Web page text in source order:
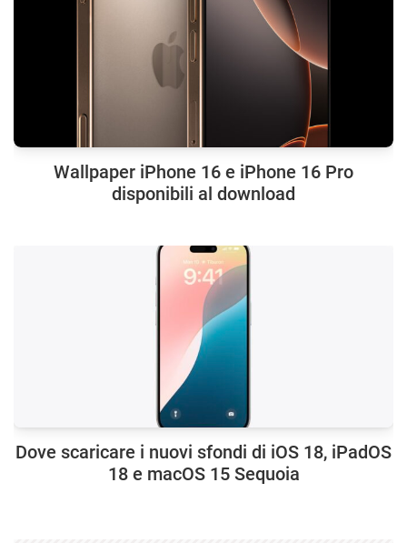
Wallpaper iPhone 16 e iPhone 16 Pro
disponibili al download
Dove scaricare i nuovi sfondi di iOS 18, iPadOS
18 e macOS 15 Sequoia